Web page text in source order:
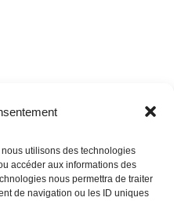
utilisons des technologies
accéder aux informations des
nous permettra de traiter
de navigation ou les ID uniques